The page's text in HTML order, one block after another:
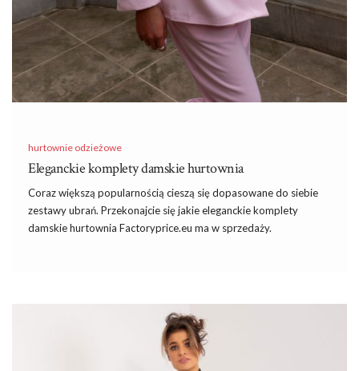
hurtownie odzieżowe
Eleganckie komplety damskie hurtownia
Coraz większą popularnością cieszą się dopasowane do siebie
zestawy ubrań. Przekonajcie się jakieeleganckie komplety
damskie hurtownia Factoryprice.eu ma w sprzedaży.
Dlaczego kobiety tak chętnie stawiają na
komplety damskie?
Zestawy ubrań są modne już od dłuższego czasu, a ich
popularność ciągle się zwiększa. Jest tak z wielu powodów.